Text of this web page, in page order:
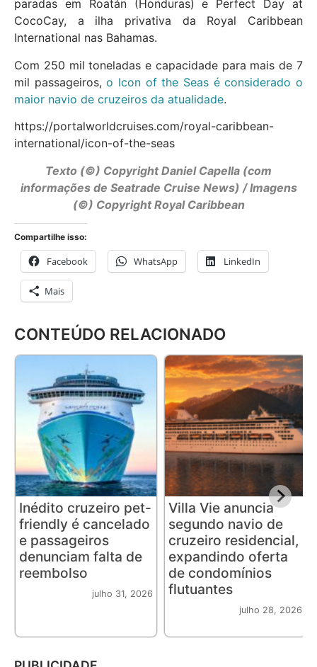
paradas em Roatán (Honduras) e Perfect Day at
CocoCay, a ilha privativa da Royal Caribbean
International nas Bahamas.
Com 250 mil toneladas e capacidade para mais de 7
mil passageiros,o Icon of the Seas é considerado o
maior navio de cruzeiros da atualidade.
https://portalworldcruises.com/royal-caribbean-
international/icon-of-the-seas
Texto (©) Copyright Daniel Capella (com
informações de Seatrade Cruise News) / Imagens
(©) Copyright Royal Caribbean
Compartilhe isso:
Facebook WhatsApp LinkedIn
Mais
CONTEÚDO RELACIONADO
Inédito cruzeiro pet-
friendly é cancelado
e passageiros
denunciam falta de
reembolso
julho 31, 2026
Villa Vie anuncia
segundo navio de
cruzeiro residencial,
expandindo oferta
de condomínios
flutuantes
julho 28, 2026